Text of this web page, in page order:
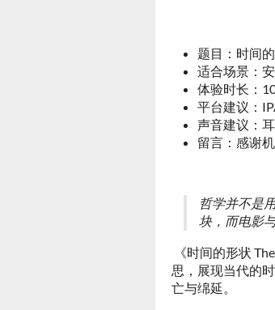
题目：时间
适合场景：
体验时长：
平台建议：
声音建议：
留言：感谢
哲学并不是
块，而电影
《时间的形状
思，展现当代的
亡与绵延。